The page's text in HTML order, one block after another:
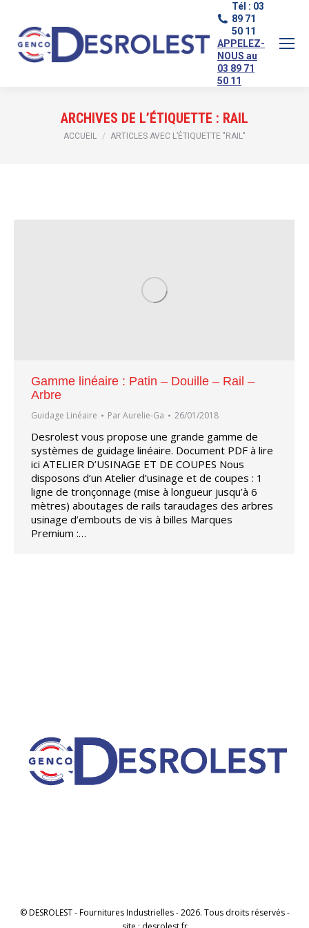
Tél : 03
89 71
50 11
APPELEZ-
NOUS au
03 89 71
50 11
ARCHIVES DE L’ÉTIQUETTE : RAIL
Vous êtes ici :
ACCUEIL ARTICLES AVEC L’ÉTIQUETTE "RAIL"
Gamme linéaire : Patin – Douille – Rail –
Arbre
Guidage Linéaire ParAurelie-Ga 26/01/2018
Desrolest vous propose une grande gamme de
systèmes de guidage linéaire. Document PDF à lire
ici ATELIER D’USINAGE ET DE COUPES Nous
disposons d’un Atelier d’usinage et de coupes : 1
ligne de tronçonnage (mise à longueur jusqu’à 6
mètres) aboutages de rails taraudages des arbres
usinage d’embouts de vis à billes Marques
Premium :…
© DESROLEST - Fournitures Industrielles - 2026. Tous droits réservés -